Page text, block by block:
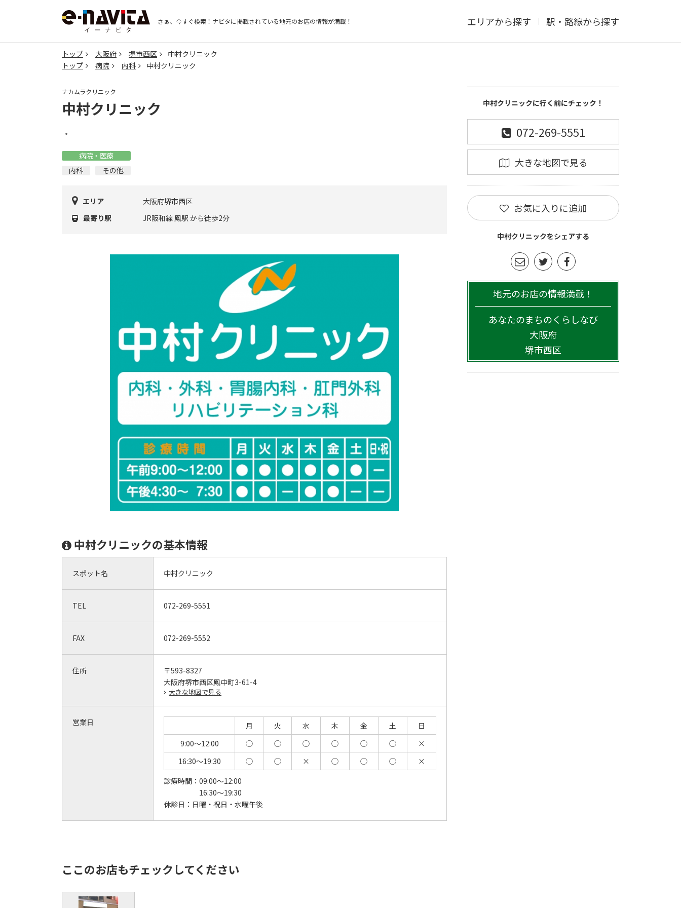
さぁ、今すぐ検索！ ナビタに掲載されている地元のお店の情報が満載！ エリアから探す 駅・路線から探す
トップ 大阪府 堺市西区
中村クリニック
トップ
病院 内科 中村クリニック
ナカムラクリニック
中村クリニック
・
病院・医療
内科
その他
エリア
大阪府堺市西区
最寄り駅
JR阪和線 鳳駅 から徒歩2分
中村クリニックの基本情報
スポット名 中村クリニック
TEL 072-269-5551
FAX 072-269-5552
住所
〒593-8327
大阪府堺市西区鳳中町3-61-4
大きな地図で見る
営業日 月 火 水 木 金 土
日
9:00～12:00
◯ ◯ ◯ ◯ ◯ ◯
×
16:30～19:30
◯ ◯ × ◯ ◯ ◯
×
診療時間： 09:00～12:00
16:30～19:30
休診日： 日曜・祝日・水曜午後
ここのお店もチェックしてください
中村クリニックに行く前にチェック！
072-269-5551
大きな地図で見る
お気に入りに追加
中村クリニックをシェアする
地元のお店の情報満載！
あなたのまちのくらしなび
大阪府
堺市西区